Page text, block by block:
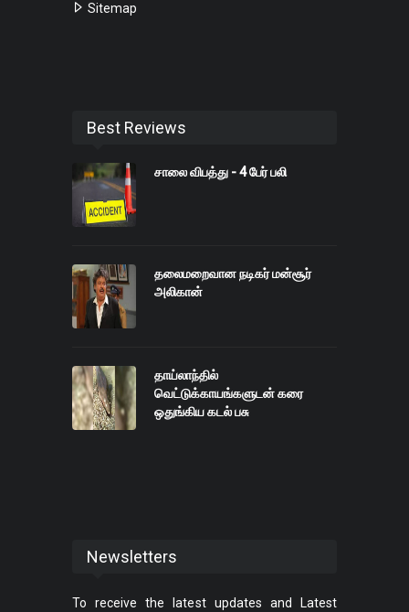
Sitemap
Best Reviews
சாலை விபத்து - 4 பேர் பலி
தலைமறைவான நடிகர் மன்சூர்
அலிகான்
தாய்லாந்தில்
வெட்டுக்காயங்களுடன் கரை
ஒதுங்கிய கடல் பசு
Newsletters
To receive the latest updates and Latest